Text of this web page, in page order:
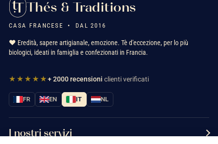
Thés & Traditions
CASA FRANCESE • DAL 2016
❤️ Eredità, sapere artigianale, emozione. Tè d'eccezione, per lo più
biologici, ideati in famiglia e confezionati in Francia.
★★★★★+ 2000 recensioni clienti verificati
FR EN IT NL
I nostri servizi